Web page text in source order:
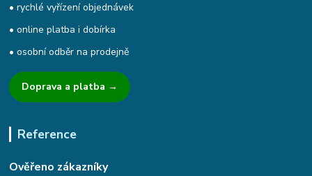
• rychlé vyřízení objednávek
• online platba i dobírka
• osobní odběr na prodejně
Doprava a platba →
Reference
Ověřeno zákazníky